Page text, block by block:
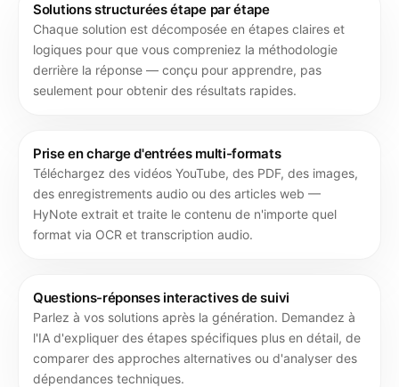
Solutions structurées étape par étape
Chaque solution est décomposée en étapes claires et
logiques pour que vous compreniez la méthodologie
derrière la réponse — conçu pour apprendre, pas
seulement pour obtenir des résultats rapides.
Prise en charge d'entrées multi-formats
Téléchargez des vidéos YouTube, des PDF, des images,
des enregistrements audio ou des articles web —
HyNote extrait et traite le contenu de n'importe quel
format via OCR et transcription audio.
Questions-réponses interactives de suivi
Parlez à vos solutions après la génération. Demandez à
l'IA d'expliquer des étapes spécifiques plus en détail, de
comparer des approches alternatives ou d'analyser des
dépendances techniques.